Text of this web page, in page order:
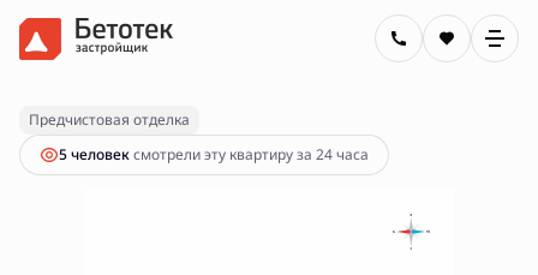
2-комнатная48.89 м 5 670 000 руб.
Ипотекаот 20 363 руб.
Предчистовая отделка
5 человексмотрели эту квартиру за 24 часа